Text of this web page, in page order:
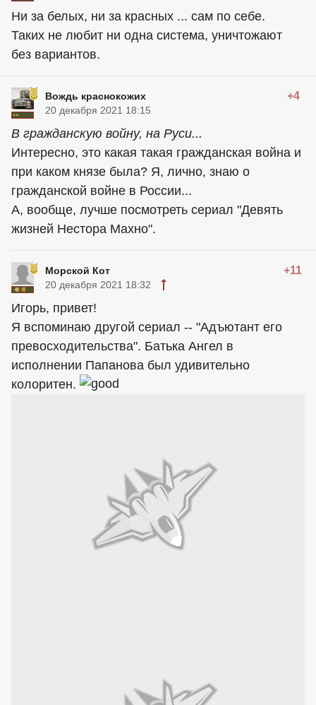
Ни за белых, ни за красных ... сам по себе.
Таких не любит ни одна система, уничтожают
без вариантов.
Вождь краснокожих +4
20 декабря 2021 18:15
В гражданскую войну, на Руси...
Интересно, это какая такая гражданская война и
при каком князе была? Я, лично, знаю о
гражданской войне в России...
А, вообще, лучше посмотреть сериал "Девять
жизней Нестора Махно".
Морской Кот +11
20 декабря 2021 18:32
Игорь, привет!
Я вспоминаю другой сериал -- "Адъютант его
превосходительства". Батька Ангел в
исполнении Папанова был удивительно
колоритен.